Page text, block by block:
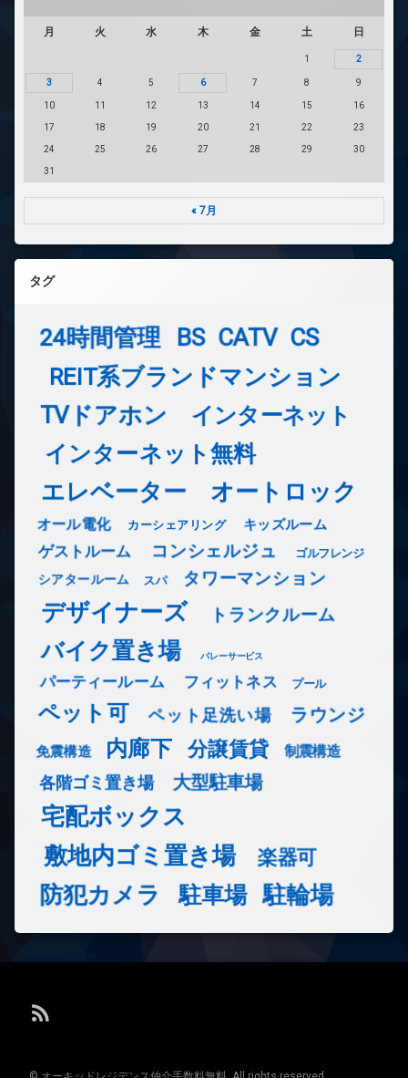
月 火 水 木 金 土 日
1 2
3 4 5 6 7 8 9
10 11 12 13 14 15 16
17 18 19 20 21 22 23
24 25 26 27 28 29 30
31
« 7月
タグ
24時間管理 BS CATV CS
REIT系ブランドマンション
TVドアホン インターネット
インターネット無料
エレベーター オートロック
オール電化 カーシェアリング キッズルーム
ゲストルーム コンシェルジュ ゴルフレンジ
シアタールーム スパ タワーマンション
デザイナーズ トランクルーム
バイク置き場 バレーサービス
パーティールーム フィットネス プール
ペット可 ペット足洗い場 ラウンジ
免震構造 内廊下 分譲賃貸 制震構造
各階ゴミ置き場 大型駐車場
宅配ボックス
敷地内ゴミ置き場
楽器可
防犯カメラ 駐車場 駐輪場
RSS